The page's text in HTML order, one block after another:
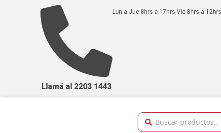
Llamá al 2203 1443
Lun a Jue 8hrs a 17hrs Vie 8hrs a